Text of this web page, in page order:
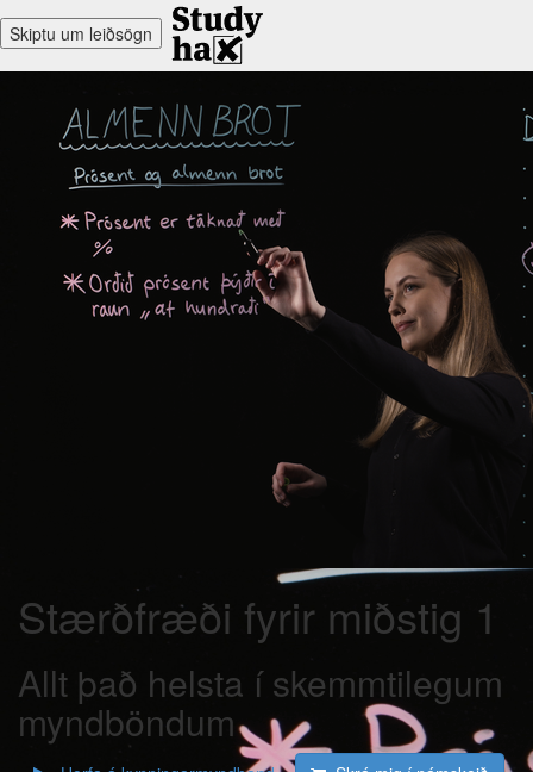
Skiptu um leiðsögn
Stærðfræði fyrir miðstig 1
Allt það helsta í skemmtilegum
myndböndum